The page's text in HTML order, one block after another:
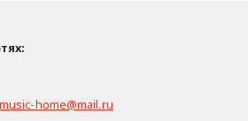
music-home@mail.ru